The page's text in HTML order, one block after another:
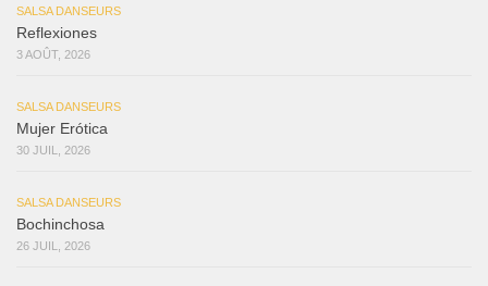
SALSA DANSEURS
Reflexiones
3 AOÛT, 2026
SALSA DANSEURS
Mujer Erótica
30 JUIL, 2026
SALSA DANSEURS
Bochinchosa
26 JUIL, 2026